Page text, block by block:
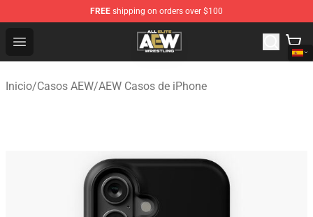
FREE shipping on orders over $100
Open menu
Aew Shop ⚡️ Official Aew Merchandise Store
Inicio/Casos AEW/AEW Casos de iPhone